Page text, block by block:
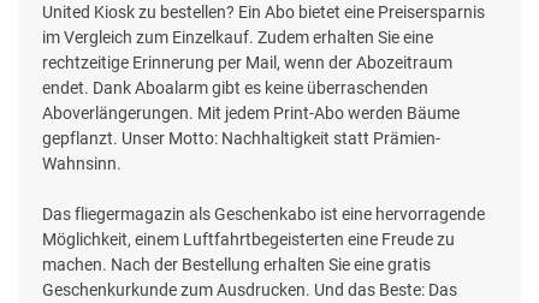
United Kiosk zu bestellen? Ein Abo bietet eine Preisersparnis
im Vergleich zum Einzelkauf. Zudem erhalten Sie eine
rechtzeitige Erinnerung per Mail, wenn der Abozeitraum
endet. Dank Aboalarm gibt es keine überraschenden
Aboverlängerungen. Mit jedem Print-Abo werden Bäume
gepflanzt. Unser Motto: Nachhaltigkeit statt Prämien-
Wahnsinn.
Das fliegermagazin als Geschenkabo ist eine hervorragende
Möglichkeit, einem Luftfahrtbegeisterten eine Freude zu
machen. Nach der Bestellung erhalten Sie eine gratis
Geschenkurkunde zum Ausdrucken. Und das Beste: Das